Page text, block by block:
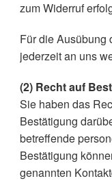
zum Widerruf
Für die Ausübung
jederzeit an uns
(2) Recht auf
Sie haben das
Bestätigung
betreffende
Bestätigung
genannten